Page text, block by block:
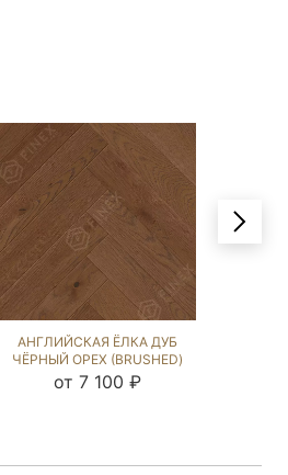
АНГЛИЙСКАЯ ЁЛКА ДУБ
ЧЁРНЫЙ ОРЕХ (BRUSHED)
143070
от 7 100 ₽